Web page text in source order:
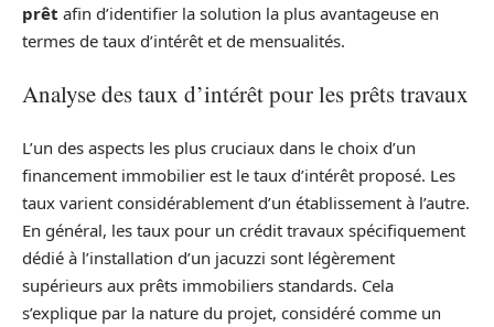
prêt afin d’identifier la solution la plus avantageuse en
termes de taux d’intérêt et de mensualités.
Analyse des taux d’intérêt pour les prêts travaux
L’un des aspects les plus cruciaux dans le choix d’un
financement immobilier est le taux d’intérêt proposé. Les
taux varient considérablement d’un établissement à l’autre.
En général, les taux pour un crédit travaux spécifiquement
dédié à l’installation d’un jacuzzi sont légèrement
supérieurs aux prêts immobiliers standards. Cela
s’explique par la nature du projet, considéré comme un